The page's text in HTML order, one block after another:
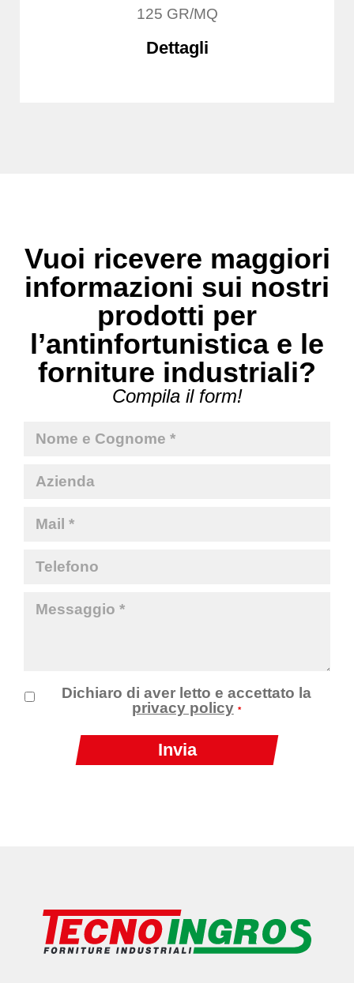
125 GR/MQ
Dettagli
Vuoi ricevere maggiori
informazioni sui nostri
prodotti per
l’antinfortunistica e le
forniture industriali?
Compila il form!
Dichiaro di aver letto e accettato la
privacy policy *